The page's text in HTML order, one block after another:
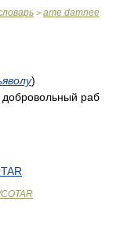
> ame damnee
)
раб